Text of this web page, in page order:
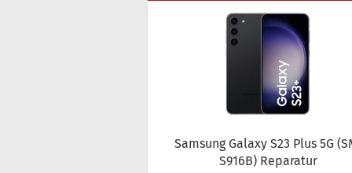
Sam­sung Ga­la­xy S23 Plus 5G
S916B) Re­pa­ra­tur